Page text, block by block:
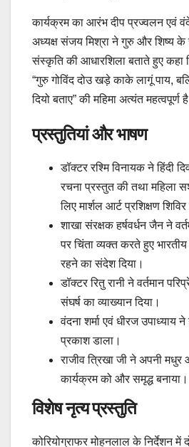
कार्यक्रम का आरंभ दीप प्रज्वलन एवं
अध्यक्ष संजय मिश्रा ने गुरु और शिष्य के
संस्कृति की आधारशिला बताते हुए कहा
“गुरु गोविंद दोउ खड़े काके लागूं पाय,
दियो बताए” की महिमा अत्यंत महत्वपूर्ण
प्रस्तुतियां और भाषण
डॉक्टर रश्मि विनायक ने हिंदी
रचना प्रस्तुत की तथा महिला
लिए मार्शल आर्ट प्रशिक्षण
शाखा संरक्षक हर्षवर्धन जैन ने
पर चिंता व्यक्त करते हुए
रहने का संदेश दिया।
डॉक्टर रितु रानी ने वर्तमान
संघर्ष का व्याख्यान दिया।
वंदना शर्मा एवं धीरज उपाध्याय
प्रकाश डाला।
राजीव त्रिखा जी ने अपनी
कार्यक्रम को और समृद्ध बनाया।
विशेष नृत्य प्रस्तुति
कोरियोग्राफर मोहनलाल के निर्देशन में